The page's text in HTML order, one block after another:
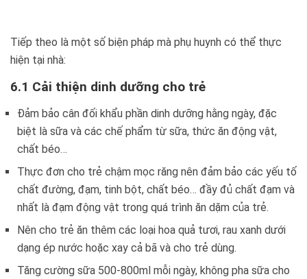
Tiếp theo là một số biện pháp mà phụ huynh có thể thực
hiện tại nhà:
6.1 Cải thiện dinh dưỡng cho trẻ
Đảm bảo cân đối khẩu phần dinh dưỡng hằng ngày, đặc
biệt là sữa và các chế phẩm từ sữa, thức ăn động vật,
chất béo…
Thực đơn cho trẻ chậm mọc răng nên đảm bảo các yếu tố
chất đường, đạm, tinh bột, chất béo… đầy đủ chất đạm và
nhất là đạm động vật trong quá trình ăn dặm của trẻ.
Nên cho trẻ ăn thêm các loại hoa quả tươi, rau xanh dưới
dạng ép nước hoặc xay cả bã và cho trẻ dùng.
Tăng cường sữa 500-800ml mỗi ngày, không pha sữa cho